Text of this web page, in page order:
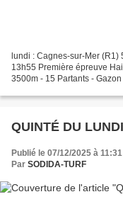
lundi : Cagnes-sur-Mer
13h55 Première épreuve
3500m - 15 Partants -
QUINTÉ DU
Publié le 07/12/2025 à 11:31
Par SODIDA-TURF